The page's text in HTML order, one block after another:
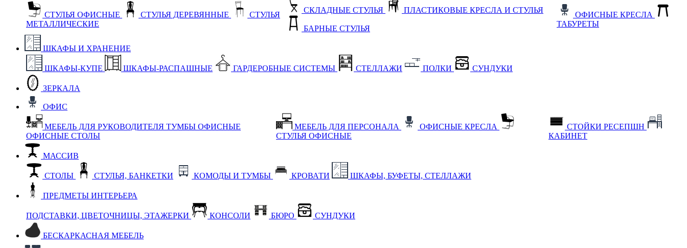
СТУЛЬЯ ОФИСНЫЕ СТУЛЬЯ ДЕРЕВЯННЫЕ
СТУЛЬЯ
МЕТАЛЛИЧЕСКИЕ
СКЛАДНЫЕ СТУЛЬЯ ПЛАСТИКОВЫЕ КРЕСЛА И СТУЛЬЯ
БАРНЫЕ СТУЛЬЯ
ОФИСНЫЕ КРЕСЛА
ТАБУРЕТЫ
ШКАФЫ И ХРАНЕНИЕ
ШКАФЫ-КУПЕ ШКАФЫ-РАСПАШНЫЕ ГАРДЕРОБНЫЕ СИСТЕМЫ СТЕЛЛАЖИ ПОЛКИ СУНДУКИ
ЗЕРКАЛА
ОФИС
МЕБЕЛЬ ДЛЯ РУКОВОДИТЕЛЯ ТУМБЫ ОФИСНЫЕ
ОФИСНЫЕ СТОЛЫ
МЕБЕЛЬ ДЛЯ ПЕРСОНАЛА
ОФИСНЫЕ КРЕСЛА
СТУЛЬЯ ОФИСНЫЕ
СТОЙКИ РЕСЕПШН
КАБИНЕТ
МАССИВ
СТОЛЫ СТУЛЬЯ, БАНКЕТКИ КОМОДЫ И ТУМБЫ КРОВАТИ ШКАФЫ, БУФЕТЫ, СТЕЛЛАЖИ
ПРЕДМЕТЫ ИНТЕРЬЕРА
ПОДСТАВКИ, ЦВЕТОЧНИЦЫ, ЭТАЖЕРКИ КОНСОЛИ БЮРО СУНДУКИ
БЕСКАРКАСНАЯ МЕБЕЛЬ